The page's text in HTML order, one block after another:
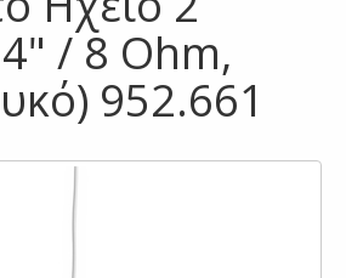
/ 8 Ohm,
952.661